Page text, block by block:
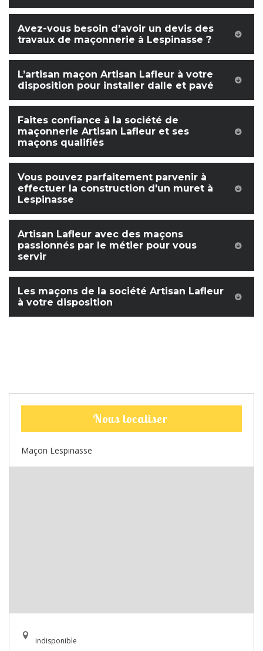
Avez-vous besoin d’avoir un devis des
travaux de maçonnerie à Lespinasse ?
L’artisan maçon Artisan Lafleur à votre
disposition pour installer dalle et pavé
Faites confiance à la société de
maçonnerie Artisan Lafleur et ses
maçons qualifiés
Vous pouvez parfaitement parvenir à
effectuer la construction d'un muret à
Lespinasse
Artisan Lafleur avec des maçons
passionnés par le métier pour vous
servir
Les maçons de la société Artisan Lafleur
à votre disposition
Nous localiser
Maçon Lespinasse
indisponible